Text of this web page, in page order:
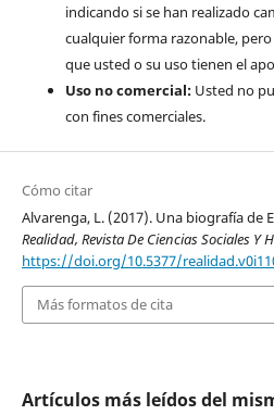
indicando si se han realizado
cualquier forma razonable,
que usted o su uso tienen el
Uso no comercial:Usted no
con fines comerciales.
Cómo citar
Alvarenga, L. (2017). Una biografía de
Realidad, Revista De Ciencias Sociales Y
https://doi.org/10.5377/
Más formatos de cita
Artículos más leídos del